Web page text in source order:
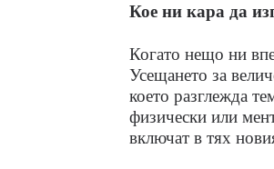
Кое ни кара да
Когато нещо ни
Усещането за
което разглежда
физически или
включат в тях